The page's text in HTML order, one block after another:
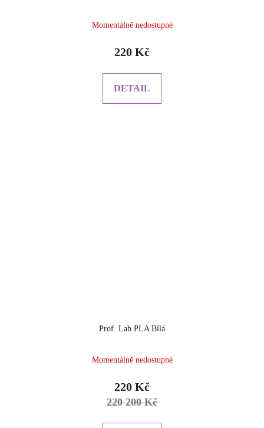
Momentálně nedostupné
220 Kč
DETAIL
Prof. Lab PLA Bílá
Momentálně nedostupné
220 Kč
220 200 Kč